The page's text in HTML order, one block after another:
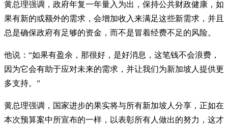
黄总理强调，政府年复一年量入为出，保持公共财政健康，如
果有新的或额外的需求，会增加收入来满足这些新需求，并且
总是确保政府有足够的资金，而不是冒着经费不足的风险。
他说：“如果有盈余，那很好，是好消息，这笔钱不会浪费，
因为它会有助于应对未来的需求，并让我们为新加坡人提供更
多支持。”
黄总理强调，国家进步的果实将与所有新加坡人分享，正如在
本次预算案中所宣布的一样，以表彰所有人做出的努力，这才